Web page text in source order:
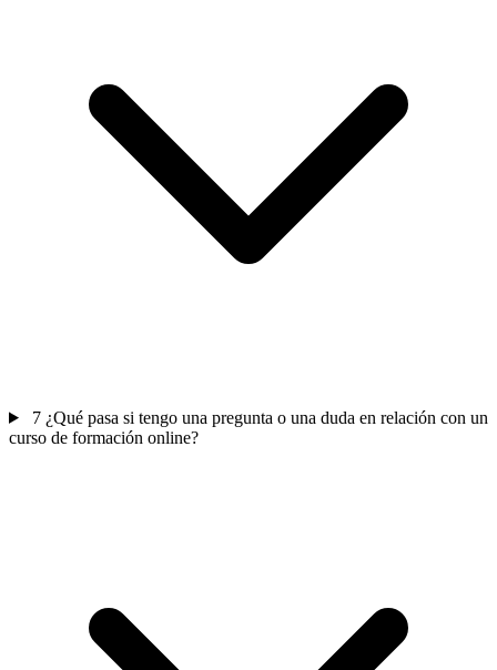
7 ¿Qué pasa si tengo una pregunta o una duda en relación con un
curso de formación online?